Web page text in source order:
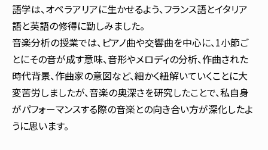
語学は、オペラアリアに生かせるよう、フランス語とイタリア
語と英語の修得に勤しみました。
音楽分析の授業では、ピアノ曲や交響曲を中心に、1小節ご
とにその音が成す意味、音形やメロディの分析、作曲された
時代背景、作曲家の意図など、細かく紐解いていくことに大
変苦労しましたが、音楽の奥深さを研究したことで、私自身
がパフォーマンスする際の音楽との向き合い方が深化したよ
うに思います。